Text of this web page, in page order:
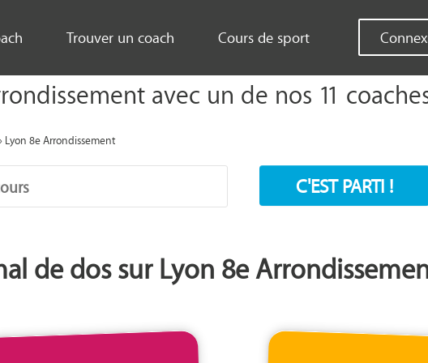
Trouver un coach Cours de sport
avec un de nos 11
Lyon 8e Arrondissement
C'EST PARTI !
de dos sur Lyon 8e